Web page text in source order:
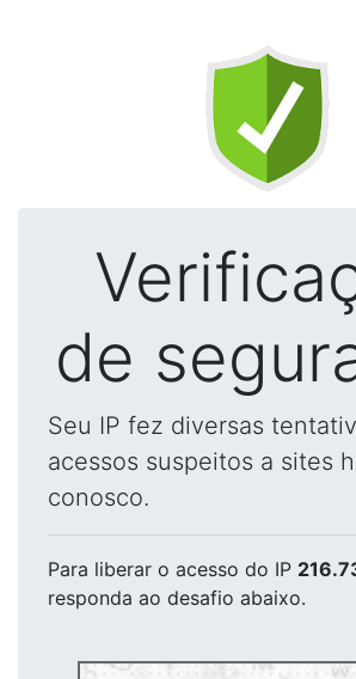
de
Seu IP fez diversas
acessos suspeitos a sites
conosco.
Para liberar o acesso do IP
responda ao desafio abaixo.